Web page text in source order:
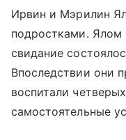
Ирвин и Мэрилин
подростками. Ялом
свидание
Впоследствии они
воспитали
самостоятельные